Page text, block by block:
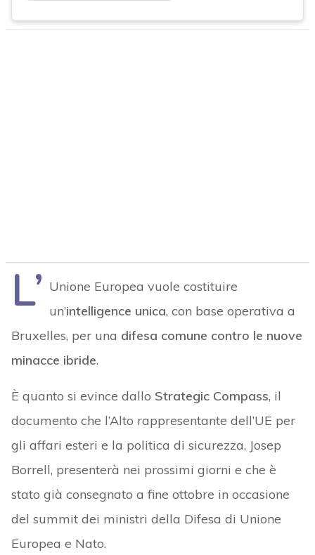
L’ Unione Europea vuole costituire
un’intelligence unica, con base operativa a
Bruxelles, per una difesa comune contro le nuove
minacce ibride.
È quanto si evince dallo Strategic Compass, il
documento che l’Alto rappresentante dell’UE per
gli affari esteri e la politica di sicurezza, Josep
Borrell, presenterà nei prossimi giorni e che è
stato già consegnato a fine ottobre in occasione
del summit dei ministri della Difesa di Unione
Europea e Nato.